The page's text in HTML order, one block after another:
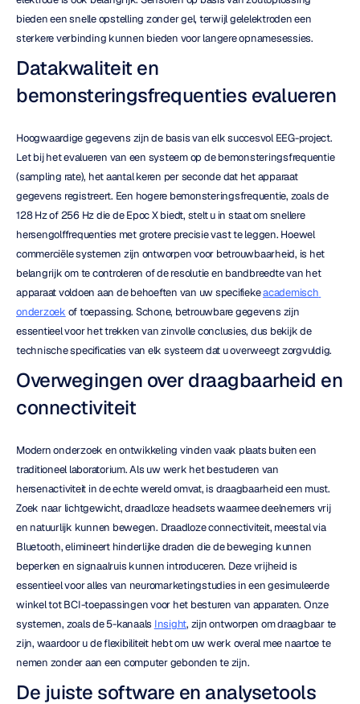
bieden een snelle opstelling zonder gel, terwijl gelelektroden een
sterkere verbinding kunnen bieden voor langere opnamesessies.
Datakwaliteit en
bemonsteringsfrequenties evalueren
Hoogwaardige gegevens zijn de basis van elk succesvol EEG-project.
Let bij het evalueren van een systeem op de bemonsteringsfrequentie
(sampling rate), het aantal keren per seconde dat het apparaat
gegevens registreert. Een hogere bemonsteringsfrequentie, zoals de
128 Hz of 256 Hz die de Epoc X biedt, stelt u in staat om snellere
hersengolffrequenties met grotere precisie vast te leggen. Hoewel
commerciële systemen zijn ontworpen voor betrouwbaarheid, is het
belangrijk om te controleren of de resolutie en bandbreedte van het
apparaat voldoen aan de behoeften van uw specifieke academisch
onderzoek of toepassing. Schone, betrouwbare gegevens zijn
essentieel voor het trekken van zinvolle conclusies, dus bekijk de
technische specificaties van elk systeem dat u overweegt zorgvuldig.
Overwegingen over draagbaarheid en
connectiviteit
Modern onderzoek en ontwikkeling vinden vaak plaats buiten een
traditioneel laboratorium. Als uw werk het bestuderen van
hersenactiviteit in de echte wereld omvat, is draagbaarheid een must.
Zoek naar lichtgewicht, draadloze headsets waarmee deelnemers vrij
en natuurlijk kunnen bewegen. Draadloze connectiviteit, meestal via
Bluetooth, elimineert hinderlijke draden die de beweging kunnen
beperken en signaalruis kunnen introduceren. Deze vrijheid is
essentieel voor alles van neuromarketingstudies in een gesimuleerde
winkel tot BCI-toepassingen voor het besturen van apparaten. Onze
systemen, zoals de 5-kanaals Insight, zijn ontworpen om draagbaar te
zijn, waardoor u de flexibiliteit hebt om uw werk overal mee naartoe te
nemen zonder aan een computer gebonden te zijn.
De juiste software en analysetools